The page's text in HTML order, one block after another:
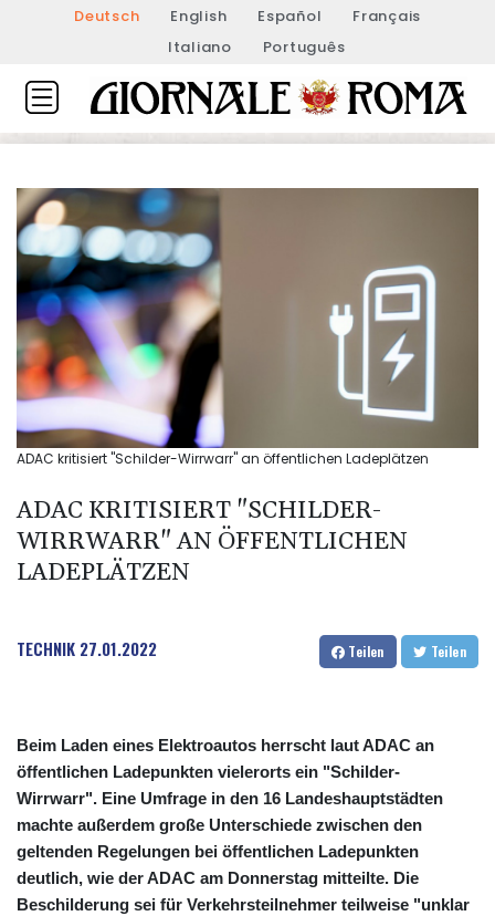
Deutsch English Español
Français
Italiano
Português
ADAC kritisiert "Schilder-Wirrwarr" an öffentlichen Ladeplätzen
ADAC KRITISIERT "SCHILDER-
WIRRWARR" AN ÖFFENTLICHEN
LADEPLÄTZEN
TECHNIK 27.01.2022 Teilen Teilen
Beim Laden eines Elektroautos herrscht laut ADAC an
öffentlichen Ladepunkten vielerorts ein "Schilder-
Wirrwarr". Eine Umfrage in den 16 Landeshauptstädten
machte außerdem große Unterschiede zwischen den
geltenden Regelungen bei öffentlichen Ladepunkten
deutlich, wie der ADAC am Donnerstag mitteilte. Die
Beschilderung sei für Verkehrsteilnehmer teilweise "unklar